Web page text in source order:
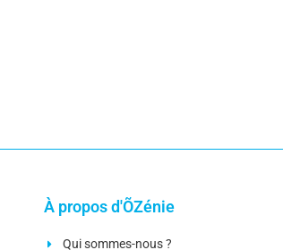
À propos d'ÕZénie
Qui sommes-nous ?